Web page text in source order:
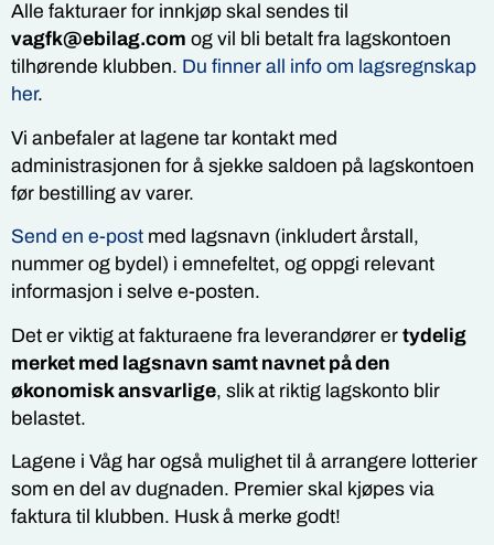
Alle fakturaer for innkjøp skal sendes til
vagfk@ebilag.com og vil bli betalt fra lagskontoen
tilhørende klubben. Du finner all info om lagsregnskap
her.
Vi anbefaler at lagene tar kontakt med
administrasjonen for å sjekke saldoen på lagskontoen
før bestilling av varer.
Send en e-post med lagsnavn (inkludert årstall,
nummer og bydel) i emnefeltet, og oppgi relevant
informasjon i selve e-posten.
Det er viktig at fakturaene fra leverandører er tydelig
merket med lagsnavn samt navnet på den
økonomisk ansvarlige, slik at riktig lagskonto blir
belastet.
Lagene i Våg har også mulighet til å arrangere lotterier
som en del av dugnaden. Premier skal kjøpes via
faktura til klubben. Husk å merke godt!